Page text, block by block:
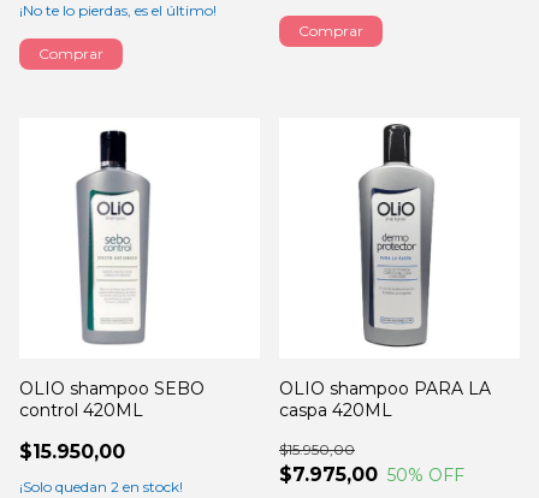
¡No te lo pierdas, es el último!
OLIO shampoo SEBO
control 420ML
$15.950,00
¡Solo quedan 2 en stock!
OLIO shampoo PARA LA
caspa 420ML
$7.975,00
$15.950,00
50% OFF